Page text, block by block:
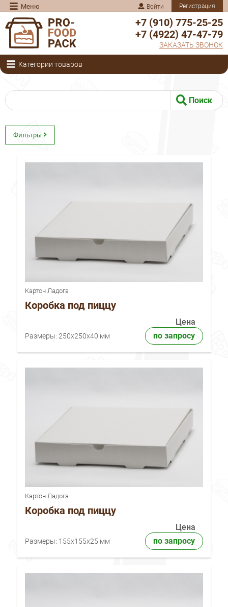
Меню Войти Регистрация
+7 (910) 775-25-25
+7 (4922) 47-47-79
ЗАКАЗАТЬ ЗВОНОК
Категории товаров
Поиск
Фильтры
Картон Ладога
Коробка под пиццу
Цена
Размеры: 250x250x40 мм по запросу
Картон Ладога
Коробка под пиццу
Цена
Размеры: 155x155x25 мм по запросу